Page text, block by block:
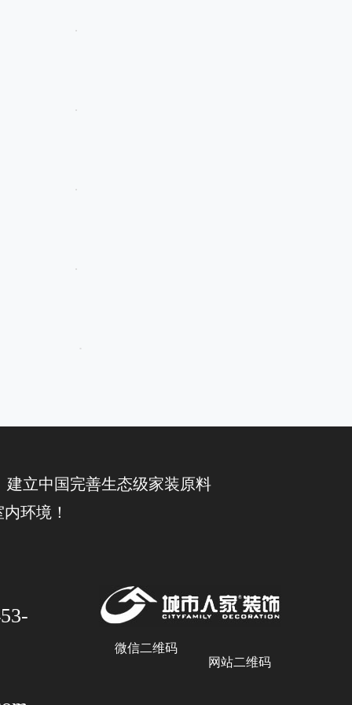
立中国完善生态级家装原料
环境！
微信二维码
网站二维码